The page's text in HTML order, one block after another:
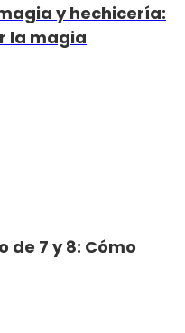
y hechicería:
la magia
de 7 y 8: Cómo